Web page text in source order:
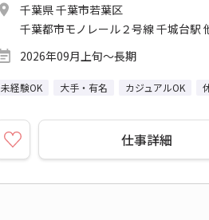
千葉県 千葉市若葉区
千葉都市モノレール２号線 千城台駅
2026年09月上旬～長期
未経験OK 大手・有名 カジュアルOK
仕事詳細